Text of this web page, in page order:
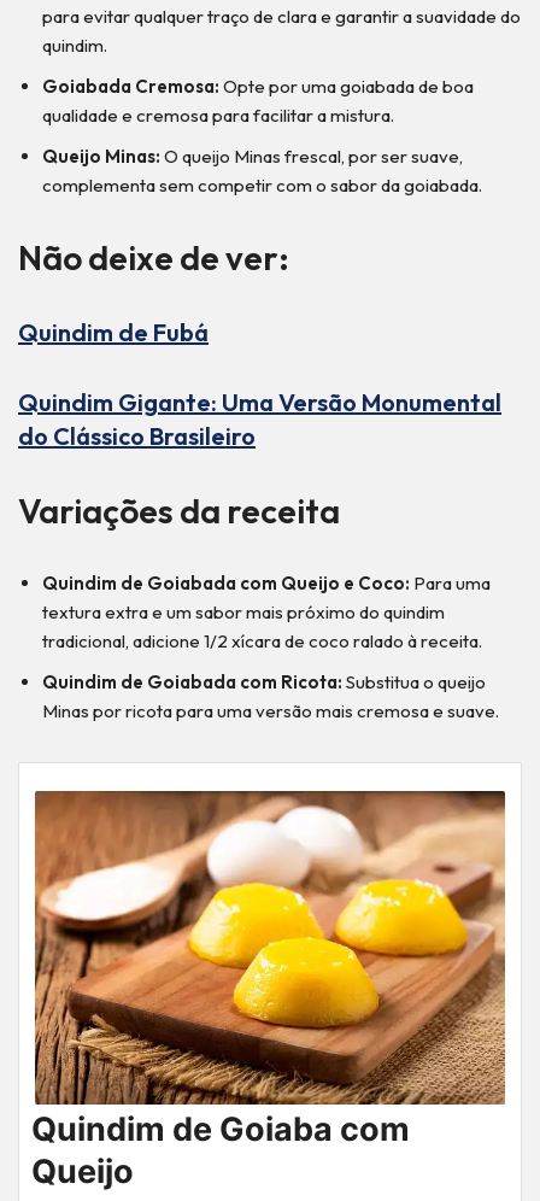
para evitar qualquer traço de clara e garantir a suavidade do
quindim.
Goiabada Cremosa: Opte por uma goiabada de boa
qualidade e cremosa para facilitar a mistura.
Queijo Minas: O queijo Minas frescal, por ser suave,
complementa sem competir com o sabor da goiabada.
Não deixe de ver:
Quindim de Fubá
Quindim Gigante: Uma Versão Monumental
do Clássico Brasileiro
Variações da receita
Quindim de Goiabada com Queijo e Coco: Para uma
textura extra e um sabor mais próximo do quindim
tradicional, adicione 1/2 xícara de coco ralado à receita.
Quindim de Goiabada com Ricota: Substitua o queijo
Minas por ricota para uma versão mais cremosa e suave.
Quindim de Goiaba com
Queijo